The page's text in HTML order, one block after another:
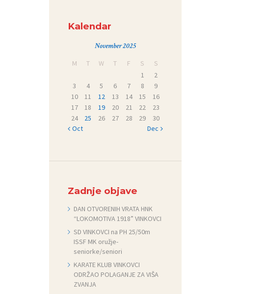
Kalendar
November 2025
M T W T F S
S
1
2
3
4 5 6 7 8
9
10
11 12 13 14 15
16
17
18 19 20 21 22
23
24
25 26 27 28 29
30
« Oct
Dec »
Zadnje objave
DAN OTVORENIH VRATA HNK
“LOKOMOTIVA 1918” VINKOVCI
SD VINKOVCI na PH 25/50m
ISSF MK oružje-
seniorke/seniori
KARATE KLUB VINKOVCI
ODRŽAO POLAGANJE ZA VIŠA
ZVANJA